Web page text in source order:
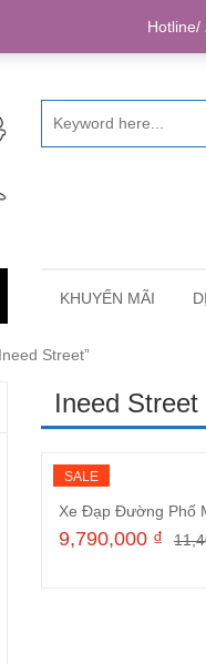
KHUYẾN MÃI
Street”
Ineed Street
SALE
Thêm
9,790,000 ₫
Hotline/